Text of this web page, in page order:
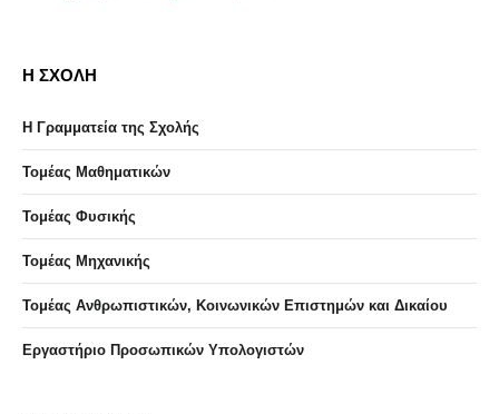
Η ΣΧΟΛΗ
Η Γραμματεία της Σχολής
Τομέας Μαθηματικών
Τομέας Φυσικής
Τομέας Μηχανικής
Τομέας Ανθρωπιστικών, Κοινωνικών Επιστημών και Δικαίου
Eργαστήριo Προσωπικών Υπολογιστών